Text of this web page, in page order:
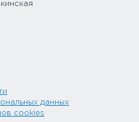
данных
cookies